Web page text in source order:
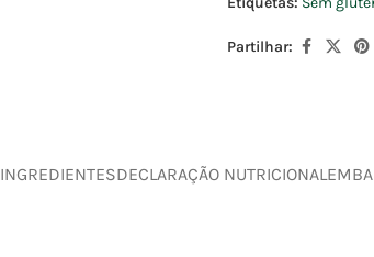
Partilhar:
INGREDIENTESDECLARAÇÃO NUTRICIONAL